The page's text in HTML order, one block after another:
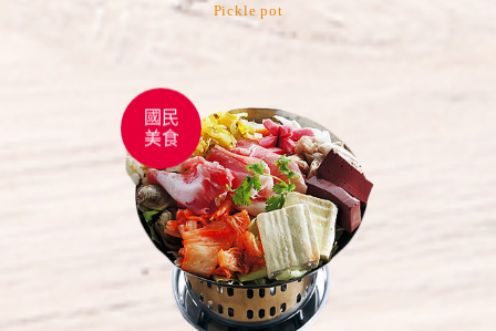
Pickle pot
國民
美食